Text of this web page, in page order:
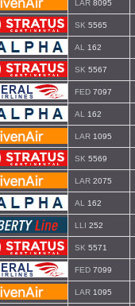
LAR 8095
SK 5565
AL 162
SK 5567
FED 7097
AL 162
LAR 1095
SK 5569
LAR 2075
AL 162
LLI 252
SK 5571
FED 7099
LAR 1095